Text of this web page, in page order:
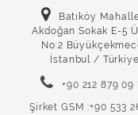
Batıköy
Akdoğan Sokak E-5
No:2
İstanbul / Türkiye
+90 212 879 09
Şirket GSM :+90 533